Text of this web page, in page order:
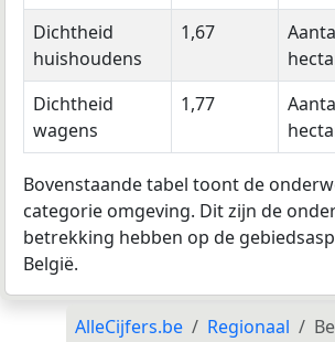
Dichtheid
huishoudens
1,67
Dichtheid
wagens
1,77
Bovenstaande tabel toont de
categorie omgeving. Dit zijn de
betrekking hebben op de
België.
AlleCijfers.be Regionaal